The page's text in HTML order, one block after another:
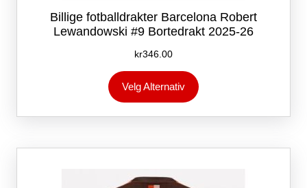
Billige fotballdrakter Barcelona Robert
Lewandowski #9 Bortedrakt 2025-26
kr346.00
Velg Alternativ
produktet
flere
Alternativene